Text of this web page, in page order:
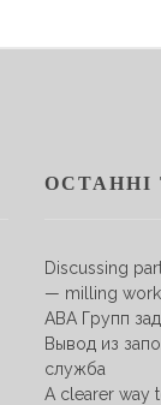
ОСТАННІ
Discussing
— milling
АВА Групп
Вывод из
служба
A clearer way